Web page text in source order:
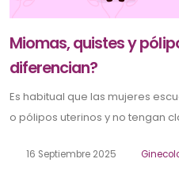
Miomas, quistes y
diferencian?
Es habitual que las mujeres
o pólipos uterinos y no tengan
16 Septiembre 2025